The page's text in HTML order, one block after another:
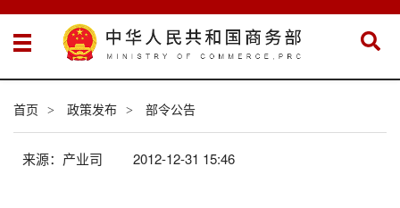
首页 > 政策发布 > 部令公告
来源：产业司 2012-12-31 15:46